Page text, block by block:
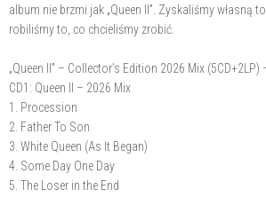
album nie brzmi jak „Queen II”. Zyskaliśmy własną
robiliśmy to, co chcieliśmy zrobić.
„Queen II” – Collector’s Edition 2026 Mix
CD1: Queen II – 2026 Mix
1. Procession
2. Father To Son
3. White Queen (As It Began)
4. Some Day One Day
5. The Loser in the End